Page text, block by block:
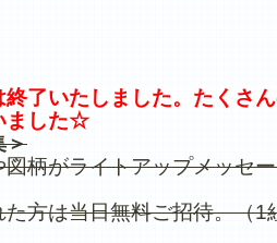
了いたしました。たくさ
ました☆
＞
柄がライトアップメッセ
方は当日無料ご招待。（1